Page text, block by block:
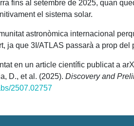
fins al setembre de 2025, quan
el sistema solar.
astronòmica internacional
ja que 3I/ATLAS passarà a prop
en un article científic publicat a
D., et al. (2025). Discovery and
2507.02757